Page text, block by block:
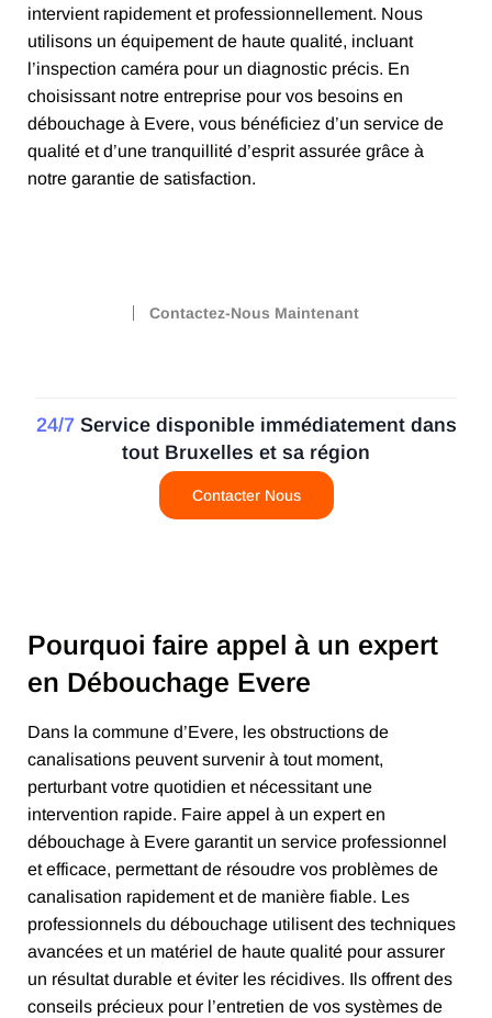
intervient rapidement et professionnellement. Nous
utilisons un équipement de haute qualité, incluant
l’inspection caméra pour un diagnostic précis. En
choisissant notre entreprise pour vos besoins en
débouchage à Evere, vous bénéficiez d’un service de
qualité et d’une tranquillité d’esprit assurée grâce à
notre garantie de satisfaction.
Contactez-Nous Maintenant
24/7 Service disponible immédiatement dans
tout Bruxelles et sa région
Contacter Nous
Pourquoi faire appel à un expert
en Débouchage Evere
Dans la commune d’Evere, les obstructions de
canalisations peuvent survenir à tout moment,
perturbant votre quotidien et nécessitant une
intervention rapide. Faire appel à un expert en
débouchage à Evere garantit un service professionnel
et efficace, permettant de résoudre vos problèmes de
canalisation rapidement et de manière fiable. Les
professionnels du débouchage utilisent des techniques
avancées et un matériel de haute qualité pour assurer
un résultat durable et éviter les récidives. Ils offrent des
conseils précieux pour l’entretien de vos systèmes de